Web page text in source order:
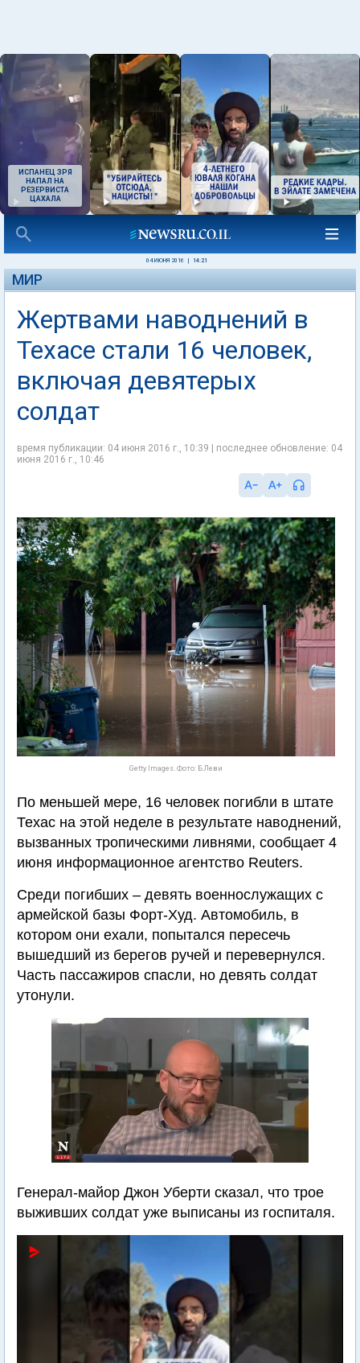
ИСПАНЕЦ ЗРЯ
НАПАЛ НА
РЕЗЕРВИСТА
ЦАХАЛА
04 ИЮНЯ 2016 14:21
МИР
Жертвами наводнений в
Техасе стали 16 человек,
включая девятерых
солдат
время публикации: 04 июня 2016 г., 10:39 | последнее обновление: 04
июня 2016 г., 10:46
Getty Images. Фото: Б.Леви
По меньшей мере, 16 человек погибли в штате
Техас на этой неделе в результате наводнений,
вызванных тропическими ливнями, сообщает 4
июня информационное агентство Reuters.
Среди погибших – девять военнослужащих с
армейской базы Форт-Худ. Автомобиль, в
котором они ехали, попытался пересечь
вышедший из берегов ручей и перевернулся.
Часть пассажиров спасли, но девять солдат
утонули.
Генерал-майор Джон Уберти сказал, что трое
выживших солдат уже выписаны из госпиталя.